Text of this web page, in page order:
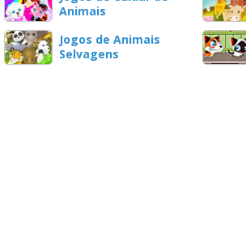
Animais
Jogos de Animais
Selvagens